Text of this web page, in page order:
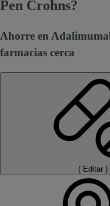
Pen Crohns?
Ahorre en
farmacias cerca
( Editar )